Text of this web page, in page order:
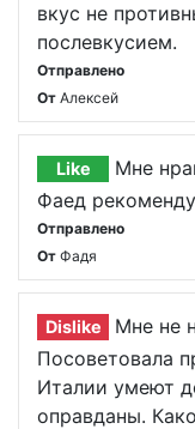
вкус не
послевкусием.
Отправлено
От Алексей
Like
Мне
Фаед
Отправлено
От Фадя
Dislike
Мне не
Посоветовала
Италии умеют
оправданы.